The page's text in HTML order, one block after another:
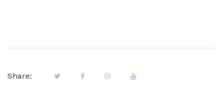
Share: